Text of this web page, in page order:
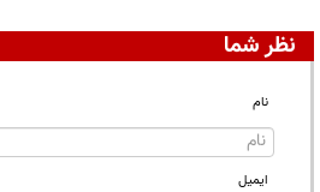
نظر شما
نام
ایمیل